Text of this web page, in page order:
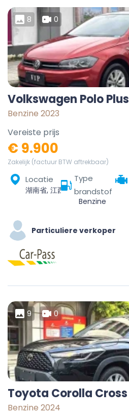
8 0
Volkswagen Polo Plus
Benzine 2023
Vereiste prijs
€ 9.900
Zakelijk (factuur BTW aftrekbaar)
Locatie
湖南省, 江西省, 福州市, 临川区
Type
brandstof
Benzine
Particuliere verkoper
9 0
Toyota Corolla Cross
Benzine 2024